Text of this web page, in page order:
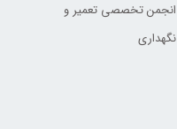
انجمن تخصصی تعمیر و
نگهداری